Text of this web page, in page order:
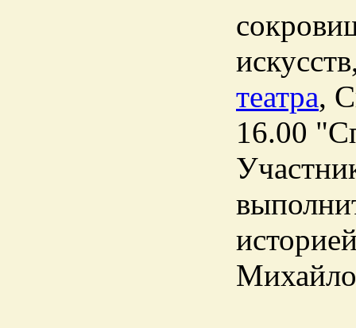
театра,
16.00